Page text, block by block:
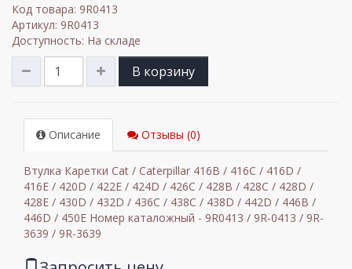
Код товара: 9R0413
Артикул: 9R0413
Доступность: На складе
В корзину
Описание Отзывы (0)
Втулка Каретки Cat / Caterpillar 416B / 416C / 416D /
416E / 420D / 422E / 424D / 426C / 428B / 428C / 428D /
428E / 430D / 432D / 436C / 438C / 438D / 442D / 446B /
446D / 450E Номер каталожный - 9R0413 / 9R-0413 / 9R-
3639 / 9R-3639